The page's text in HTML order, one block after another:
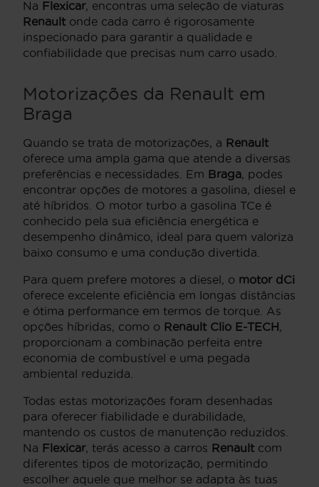
Na Flexicar, encontras uma seleção de viaturas
Renault onde cada carro é rigorosamente
inspecionado para garantir a qualidade e
confiabilidade que precisas num carro usado.
Motorizações da Renault em
Braga
Quando se trata de motorizações, a Renault
oferece uma ampla gama que atende a diversas
preferências e necessidades. Em Braga, podes
encontrar opções de motores a gasolina, diesel e
até híbridos. O motor turbo a gasolina TCe é
conhecido pela sua eficiência energética e
desempenho dinâmico, ideal para quem valoriza
baixo consumo e uma condução divertida.
Para quem prefere motores a diesel, o motor dCi
oferece excelente eficiência em longas distâncias
e ótima performance em termos de torque. As
opções híbridas, como o Renault Clio E-TECH,
proporcionam a combinação perfeita entre
economia de combustível e uma pegada
ambiental reduzida.
Todas estas motorizações foram desenhadas
para oferecer fiabilidade e durabilidade,
mantendo os custos de manutenção reduzidos.
Na Flexicar, terás acesso a carros Renault com
diferentes tipos de motorização, permitindo
escolher aquele que melhor se adapta às tuas